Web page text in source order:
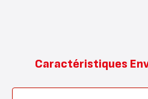
Caractéristiques